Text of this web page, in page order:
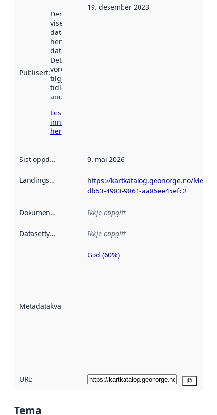
Publisert:
Denne datoen
viser når
datasettet vart
henta inn av
data.norge.no.
Det kan ha
vore
tilgjengeleg
tidlegare
andre stader.
Les meir om
innhenting
her
19. desember 2023
Sist oppdatert 9. mai 2026
Landingsside
https://kartkatalog.geonorge.no/
db53-4983-9861-aa85ee45efc2
Dokumentasjon Ikkje oppgitt
Datasettype Ikkje oppgitt
Metadatakvalitet
Metadatakvalitet
God (60%)
URI:
Tema